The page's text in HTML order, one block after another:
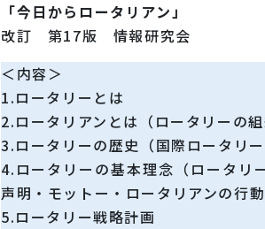
「今日からロータリアン」
改訂 第17版 情報研究会
＜内容＞
1.ロータリーとは
2.ロータリアンとは（ロータリーの組
3.ロータリーの歴史（国際ロータリ
4.ロータリーの基本理念（ロータリ
声明・モットー・ロータリアンの行
5.ロータリー戦略計画